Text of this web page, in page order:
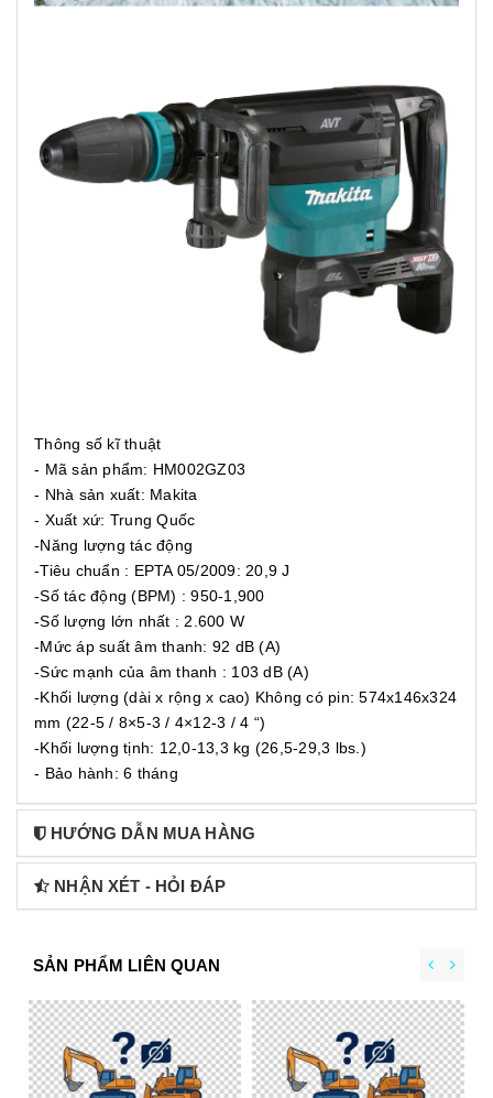
Thông số kĩ thuật
- Mã sản phẩm: HM002GZ03
- Nhà sản xuất: Makita
- Xuất xứ: Trung Quốc
-Năng lượng tác động
-Tiêu chuẩn : EPTA 05/2009: 20,9 J
-Số tác động (BPM) : 950-1,900
-Số lượng lớn nhất : 2.600 W
-Mức áp suất âm thanh: 92 dB (A)
-Sức mạnh của âm thanh : 103 dB (A)
-Khối lượng (dài x rộng x cao) Không có pin: 574x146x324
mm (22-5 / 8×5-3 / 4×12-3 / 4 “)
-Khối lượng tịnh: 12,0-13,3 kg (26,5-29,3 lbs.)
- Bảo hành: 6 tháng
HƯỚNG DẪN MUA HÀNG
NHẬN XÉT - HỎI ĐÁP
SẢN PHẨM LIÊN QUAN